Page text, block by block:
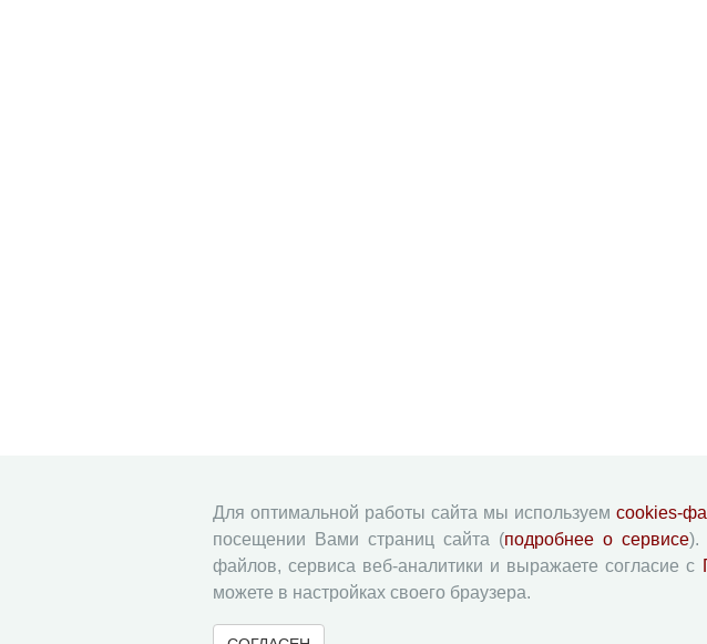
Для оптимальной работы сайта мы используем cookies-
посещении Вами страниц сайта (подробнее о сервисе).
файлов, сервиса веб-аналитики и выражаете согласие с
можете в настройках своего браузера.